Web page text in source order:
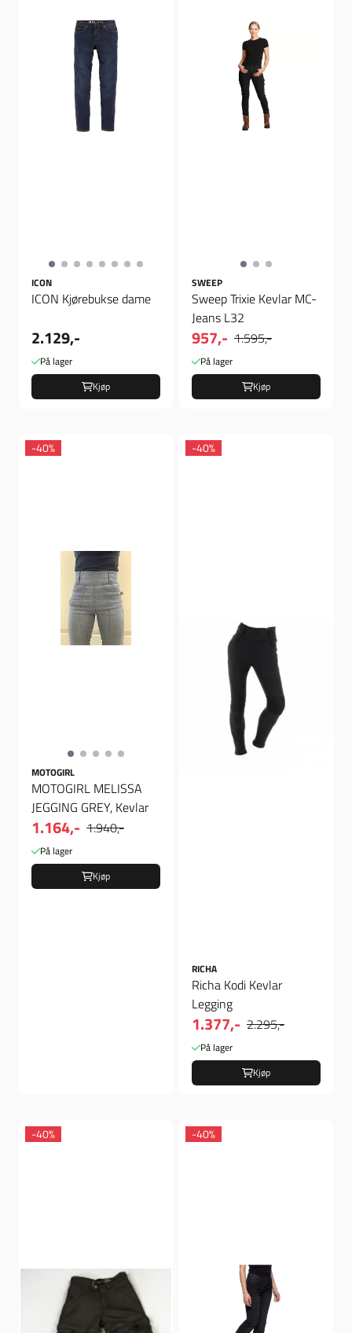
ICON
ICON Kjørebukse dame
2.129,-
På lager
Kjøp
SWEEP
Sweep Trixie Kevlar MC-
Jeans L32
957,- 1.595,-
På lager
Kjøp
-40%
MOTOGIRL
MOTOGIRL MELISSA
JEGGING GREY, Kevlar
1.164,- 1.940,-
På lager
Kjøp
-40%
RICHA
Richa Kodi Kevlar
Legging
1.377,- 2.295,-
På lager
Kjøp
-40% -40%